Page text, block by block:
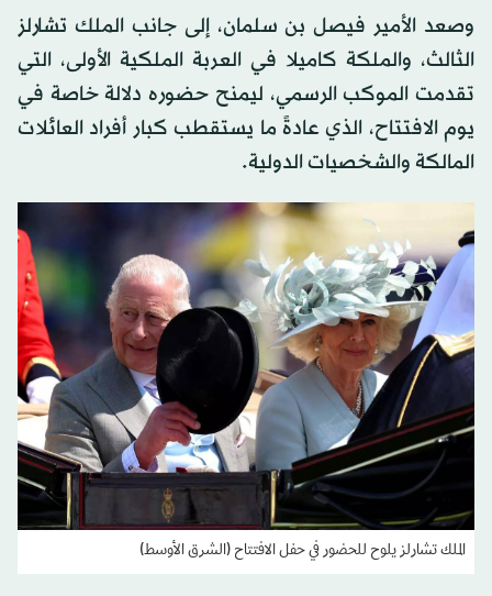
وصعد الأمير فيصل بن سلمان، إلى جانب الملك تشارلز
الثالث، والملكة كاميلا في العربة الملكية الأولى، التي
تقدمت الموكب الرسمي، ليمنح حضوره دلالة خاصة في
يوم الافتتاح، الذي عادةً ما يستقطب كبار أفراد العائلات
المالكة والشخصيات الدولية.
الملك تشارلز يلوح للحضور في حفل الافتتاح (الشرق الأوسط)